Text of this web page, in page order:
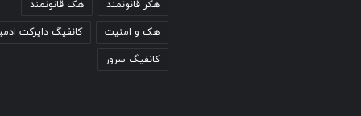
هکر قانونمند هک قانونمند
هک و امنیت کانفیگ دایرکت
کانفیگ سرور